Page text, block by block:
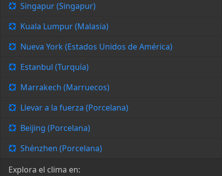
Singapur (Singapur)
Kuala Lumpur (Malasia)
Nueva York (Estados Unidos de América)
Estanbul (Turquía)
Marrakech (Marruecos)
Llevar a la fuerza (Porcelana)
Beijing (Porcelana)
Shénzhen (Porcelana)
Explora el clima en: